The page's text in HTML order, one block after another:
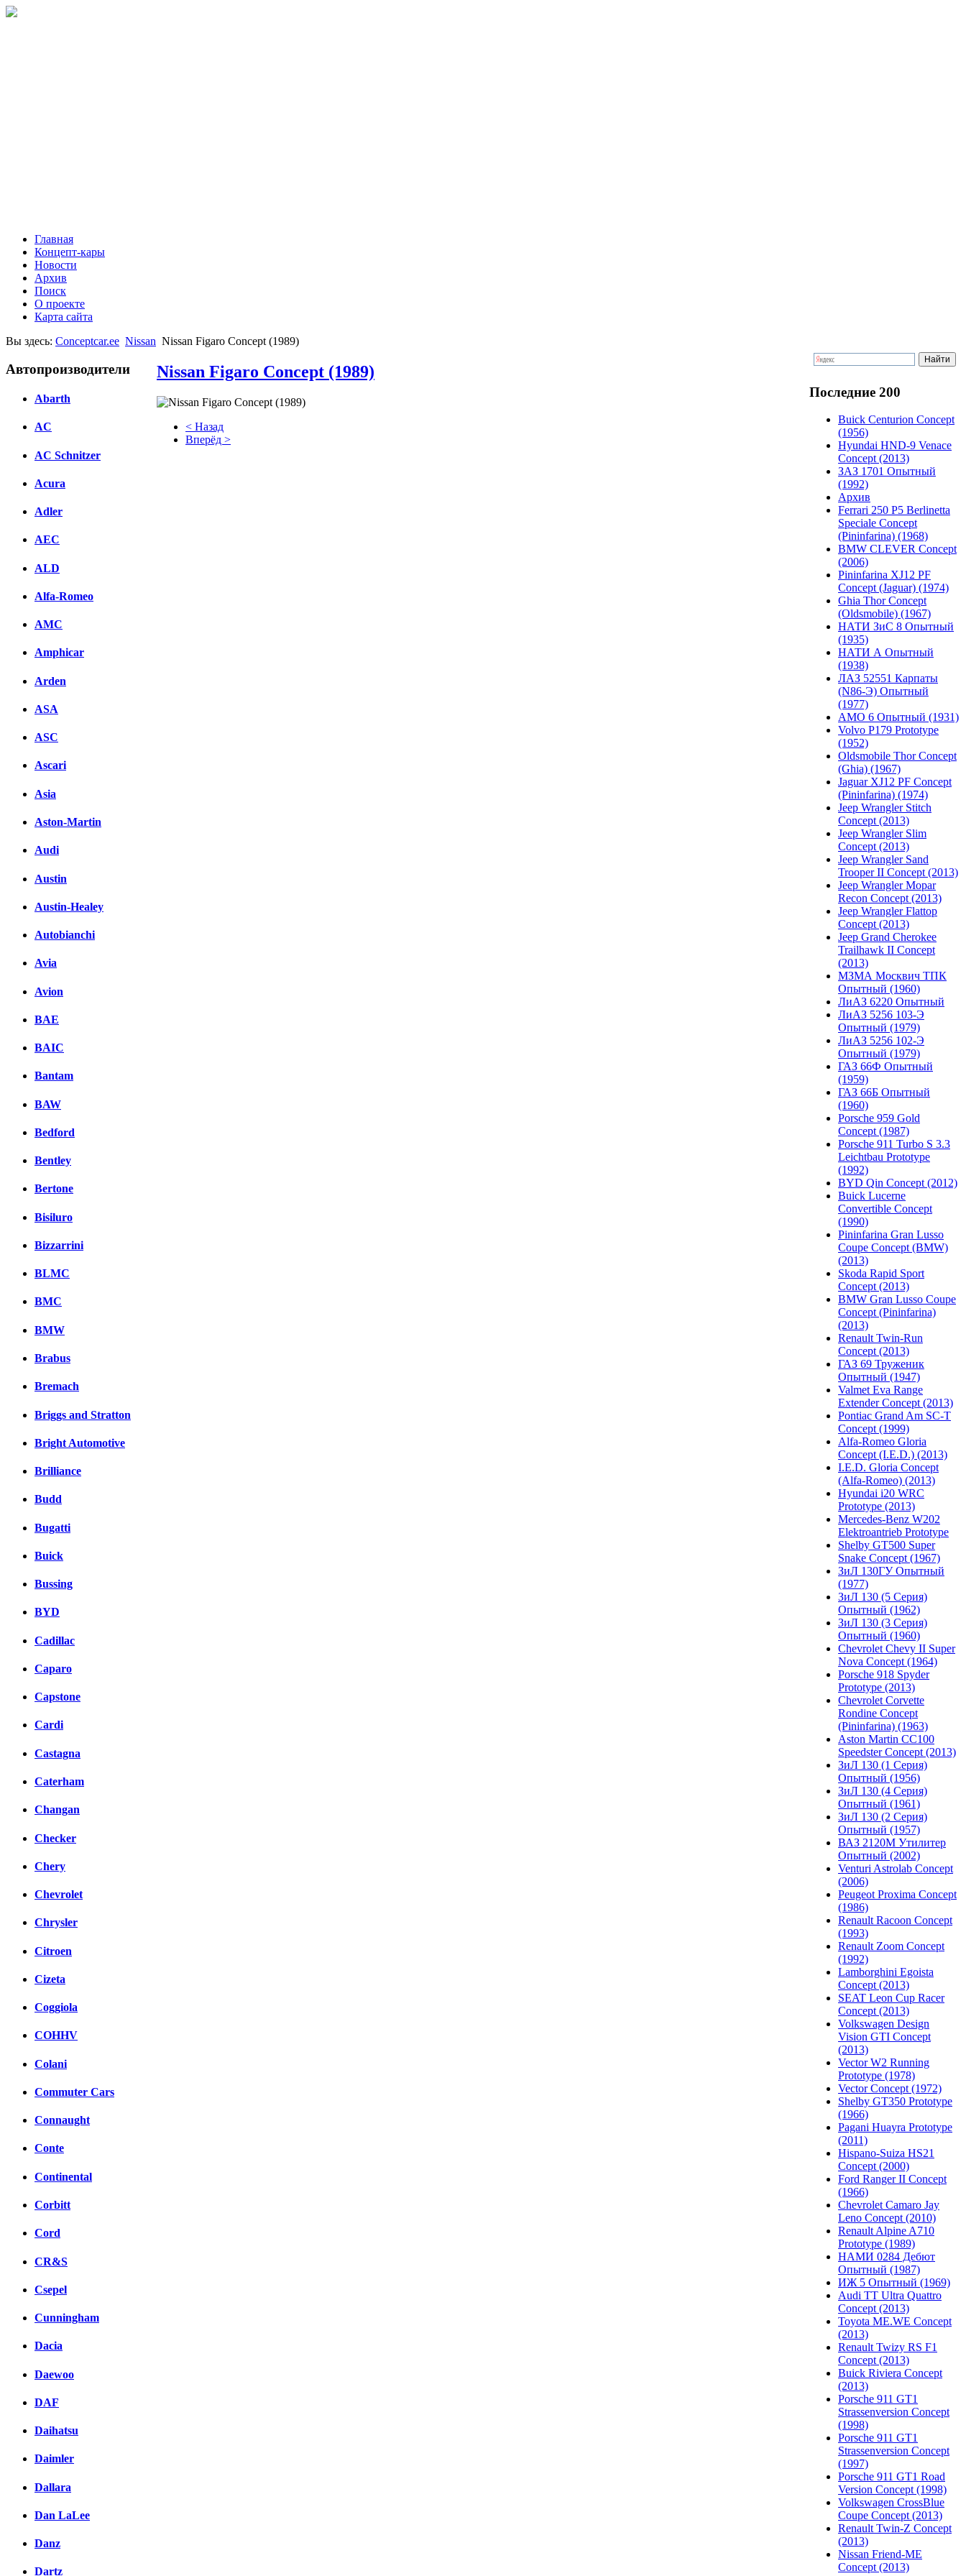
Главная
Концепт-кары
Новости
Архив
Поиск
О проекте
Карта сайта
Вы здесь: Conceptcar.ee Nissan Nissan Figaro Concept (1989)
Автопроизводители
Abarth
AC
AC Schnitzer
Acura
Adler
AEC
ALD
Alfa-Romeo
AMC
Amphicar
Arden
ASA
ASC
Ascari
Asia
Aston-Martin
Audi
Austin
Austin-Healey
Autobianchi
Avia
Avion
BAE
BAIC
Bantam
BAW
Bedford
Bentley
Bertone
Bisiluro
Bizzarrini
BLMC
BMC
BMW
Brabus
Bremach
Briggs and Stratton
Bright Automotive
Brilliance
Budd
Bugatti
Buick
Bussing
BYD
Cadillac
Caparo
Capstone
Cardi
Castagna
Caterham
Changan
Checker
Chery
Chevrolet
Chrysler
Citroen
Cizeta
Coggiola
COHHV
Colani
Commuter Cars
Connaught
Conte
Continental
Corbitt
Cord
CR&S
Csepel
Cunningham
Dacia
Daewoo
DAF
Daihatsu
Daimler
Dallara
Dan LaLee
Danz
Dartz
Nissan Figaro Concept (1989)
< Назад
Вперёд >
Последние 200
Buick Centurion Concept
(1956)
Hyundai HND-9 Venace
Concept (2013)
ЗАЗ 1701 Опытный
(1992)
Архив
Ferrari 250 P5 Berlinetta
Speciale Concept
(Pininfarina) (1968)
BMW CLEVER Concept
(2006)
Pininfarina XJ12 PF
Concept (Jaguar) (1974)
Ghia Thor Concept
(Oldsmobile) (1967)
НАТИ ЗиС 8 Опытный
(1935)
НАТИ А Опытный
(1938)
ЛАЗ 52551 Карпаты
(N86-Э) Опытный
(1977)
АМО 6 Опытный (1931)
Volvo P179 Prototype
(1952)
Oldsmobile Thor Concept
(Ghia) (1967)
Jaguar XJ12 PF Concept
(Pininfarina) (1974)
Jeep Wrangler Stitch
Concept (2013)
Jeep Wrangler Slim
Concept (2013)
Jeep Wrangler Sand
Trooper II Concept (2013)
Jeep Wrangler Mopar
Recon Concept (2013)
Jeep Wrangler Flattop
Concept (2013)
Jeep Grand Cherokee
Trailhawk II Concept
(2013)
МЗМА Москвич ТПК
Опытный (1960)
ЛиАЗ 6220 Опытный
ЛиАЗ 5256 103-Э
Опытный (1979)
ЛиАЗ 5256 102-Э
Опытный (1979)
ГАЗ 66Ф Опытный
(1959)
ГАЗ 66Б Опытный
(1960)
Porsche 959 Gold
Concept (1987)
Porsche 911 Turbo S 3.3
Leichtbau Prototype
(1992)
BYD Qin Concept (2012)
Buick Lucerne
Convertible Concept
(1990)
Pininfarina Gran Lusso
Coupe Concept (BMW)
(2013)
Skoda Rapid Sport
Concept (2013)
BMW Gran Lusso Coupe
Concept (Pininfarina)
(2013)
Renault Twin-Run
Concept (2013)
ГАЗ 69 Труженик
Опытный (1947)
Valmet Eva Range
Extender Concept (2013)
Pontiac Grand Am SC-T
Concept (1999)
Alfa-Romeo Gloria
Concept (I.E.D.) (2013)
I.E.D. Gloria Concept
(Alfa-Romeo) (2013)
Hyundai i20 WRC
Prototype (2013)
Mercedes-Benz W202
Elektroantrieb Prototype
Shelby GT500 Super
Snake Concept (1967)
ЗиЛ 130ГУ Опытный
(1977)
ЗиЛ 130 (5 Серия)
Опытный (1962)
ЗиЛ 130 (3 Серия)
Опытный (1960)
Chevrolet Chevy II Super
Nova Concept (1964)
Porsche 918 Spyder
Prototype (2013)
Chevrolet Corvette
Rondine Concept
(Pininfarina) (1963)
Aston Martin CC100
Speedster Concept (2013)
ЗиЛ 130 (1 Серия)
Опытный (1956)
ЗиЛ 130 (4 Серия)
Опытный (1961)
ЗиЛ 130 (2 Серия)
Опытный (1957)
ВАЗ 2120М Утилитер
Опытный (2002)
Venturi Astrolab Concept
(2006)
Peugeot Proxima Concept
(1986)
Renault Racoon Concept
(1993)
Renault Zoom Concept
(1992)
Lamborghini Egoista
Concept (2013)
SEAT Leon Cup Racer
Concept (2013)
Volkswagen Design
Vision GTI Concept
(2013)
Vector W2 Running
Prototype (1978)
Vector Concept (1972)
Shelby GT350 Prototype
(1966)
Pagani Huayra Prototype
(2011)
Hispano-Suiza HS21
Concept (2000)
Ford Ranger II Concept
(1966)
Chevrolet Camaro Jay
Leno Concept (2010)
Renault Alpine A710
Prototype (1989)
НАМИ 0284 Дебют
Опытный (1987)
ИЖ 5 Опытный (1969)
Audi TT Ultra Quattro
Concept (2013)
Toyota ME.WE Concept
(2013)
Renault Twizy RS F1
Concept (2013)
Buick Riviera Concept
(2013)
Porsche 911 GT1
Strassenversion Concept
(1998)
Porsche 911 GT1
Strassenversion Concept
(1997)
Porsche 911 GT1 Road
Version Concept (1998)
Volkswagen CrossBlue
Coupe Concept (2013)
Renault Twin-Z Concept
(2013)
Nissan Friend-ME
Concept (2013)